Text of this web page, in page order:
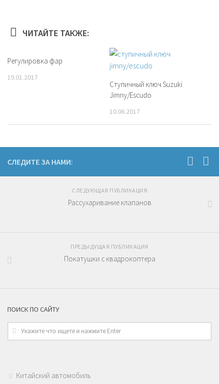
ЧИТАЙТЕ ТАКЖЕ:
Регулировка фар
19.01.2017
Ступичный ключ Suzuki
Jimny/Escudo
10.06.2017
СЛЕДИТЕ ЗА НАМИ:
СЛЕДУЮЩАЯ ПУБЛИКАЦИЯ
Рассухаривание клапанов
ПРЕДЫДУЩАЯ ПУБЛИКАЦИЯ
Покатушки с квадрокоптера
ПОИСК ПО САЙТУ
Китайский автомобиль